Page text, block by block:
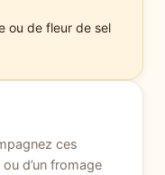
ou de fleur de sel
ces
d’un fromage